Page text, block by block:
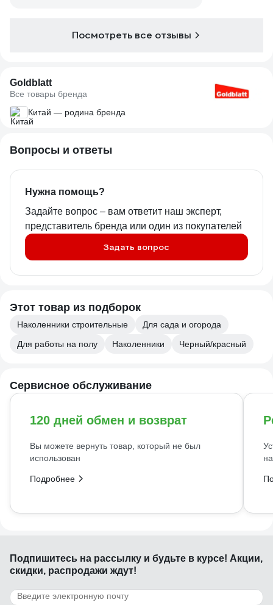
Посмотреть все отзывы
Goldblatt
Все товары бренда
Китай — родина бренда
Вопросы и ответы
Нужна помощь?
Задайте вопрос – вам ответит наш эксперт,
представитель бренда или один из покупателей
Задать вопрос
Этот товар из подборок
Наколенники строительные
Для сада и огорода
Для работы на полу
Наколенники Черный/красный
Сервисное обслуживание
120 дней обмен и возврат
Вы можете вернуть товар, который не был
использован
Подробнее
Подпишитесь на рассылку и будьте в курсе! Акции,
скидки, распродажи ждут!